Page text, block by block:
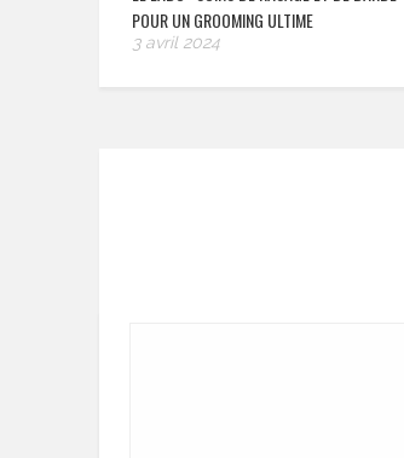
POUR UN GROOMING ULTIME
3 avril 2024